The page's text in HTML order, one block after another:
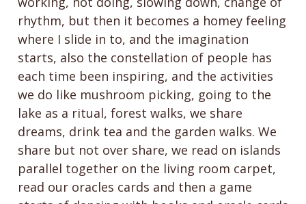
rhythm, but then it becomes a homey feeling
where I slide in to, and the imagination
starts, also the constellation of people has
each time been inspiring, and the activities
we do like mushroom picking, going to the
lake as a ritual, forest walks, we share
dreams, drink tea and the garden walks. We
share but not over share, we read on islands
parallel together on the living room carpet,
read our oracles cards and then a game